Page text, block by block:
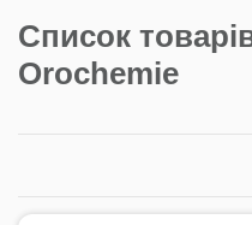
Список
Orochemie